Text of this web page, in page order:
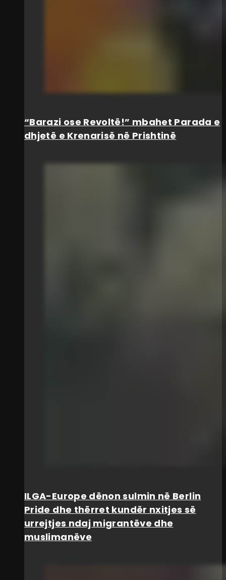
“Barazi ose Revoltë!” mbahet Parada e
dhjetë e Krenarisë në Prishtinë
ILGA-Europe dënon sulmin në Berlin
Pride dhe thërret kundër nxitjes së
urrejtjes ndaj migrantëve dhe
muslimanëve